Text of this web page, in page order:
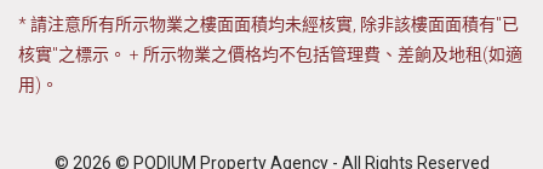
* 請注意所有所示物業之樓面面積均未經核實, 除非該樓面面積有"已
核實"之標示。 + 所示物業之價格均不包括管理費、差餉及地租(如適
用)。
© 2026 © PODIUM Property Agency - All Rights Reserved